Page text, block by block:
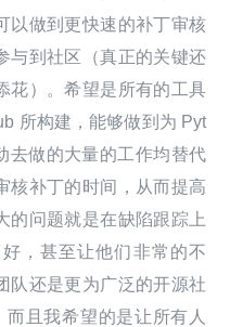
以做到更快速的补丁审核
与到社区（真正的关键还
花）。希望是所有的工具
所构建，能够做到为 Pyt
去做的大量的工作均替代
核补丁的时间，从而提高
的问题就是在缺陷跟踪上
，甚至让他们非常的不
队还是更为广泛的开源社
且我希望的是让所有人